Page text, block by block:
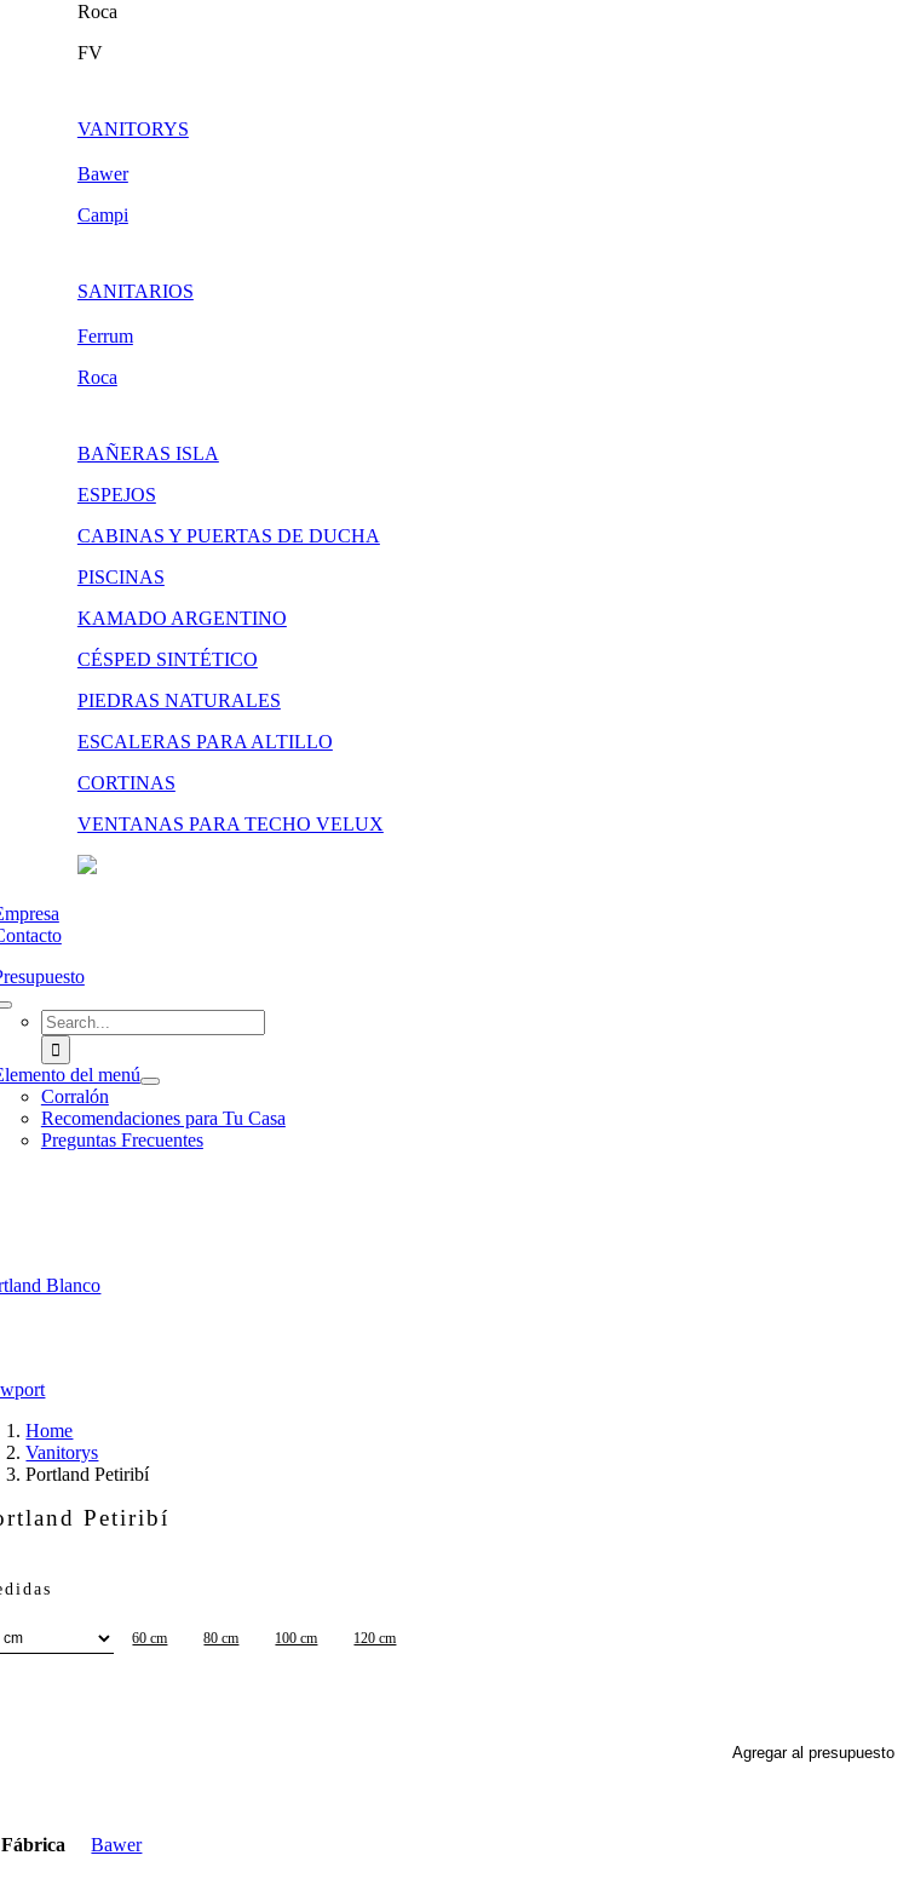
Roca
FV
VANITORYS
Bawer
Campi
SANITARIOS
Ferrum
Roca
BAÑERAS ISLA
ESPEJOS
CABINAS Y PUERTAS DE DUCHA
PISCINAS
KAMADO ARGENTINO
CÉSPED SINTÉTICO
PIEDRAS NATURALES
ESCALERAS PARA ALTILLO
CORTINAS
VENTANAS PARA TECHO VELUX
Search
for:
del menú
Corralón
Recomendaciones para Tu Casa
Preguntas Frecuentes
Blanco
Home
Vanitorys
Portland Petiribí
Petiribí
60 cm 80 cm 100 cm 120 cm
Agregar al presupuesto
Fábrica Bawer